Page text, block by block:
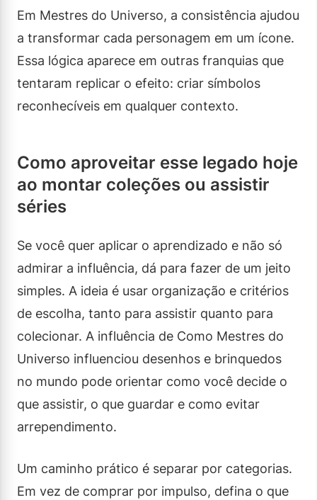
Em Mestres do Universo, a consistência ajudou
a transformar cada personagem em um ícone.
Essa lógica aparece em outras franquias que
tentaram replicar o efeito: criar símbolos
reconhecíveis em qualquer contexto.
Como aproveitar esse legado hoje
ao montar coleções ou assistir
séries
Se você quer aplicar o aprendizado e não só
admirar a influência, dá para fazer de um jeito
simples. A ideia é usar organização e critérios
de escolha, tanto para assistir quanto para
colecionar. A influência de Como Mestres do
Universo influenciou desenhos e brinquedos
no mundo pode orientar como você decide o
que assistir, o que guardar e como evitar
arrependimento.
Um caminho prático é separar por categorias.
Em vez de comprar por impulso, defina o que